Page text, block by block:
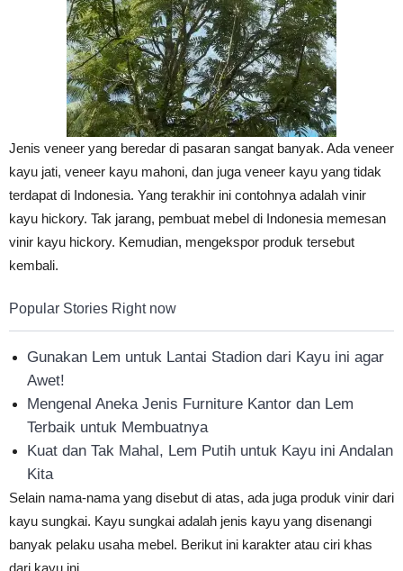
Jenis veneer yang beredar di pasaran sangat banyak. Ada veneer
kayu jati, veneer kayu mahoni, dan juga veneer kayu yang tidak
terdapat di Indonesia. Yang terakhir ini contohnya adalah vinir
kayu hickory. Tak jarang, pembuat mebel di Indonesia memesan
vinir kayu hickory. Kemudian, mengekspor produk tersebut
kembali.
Popular Stories Right now
Gunakan Lem untuk Lantai Stadion dari Kayu ini agar
Awet!
Mengenal Aneka Jenis Furniture Kantor dan Lem
Terbaik untuk Membuatnya
Kuat dan Tak Mahal, Lem Putih untuk Kayu ini Andalan
Kita
Selain nama-nama yang disebut di atas, ada juga produk vinir dari
kayu sungkai. Kayu sungkai adalah jenis kayu yang disenangi
banyak pelaku usaha mebel. Berikut ini karakter atau ciri khas
dari kayu ini.